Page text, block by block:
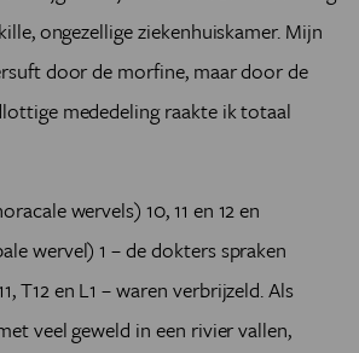
ongezellige ziekenhuiskamer. Mijn
door de morfine, maar door de
mededeling raakte ik totaal
wervels) 10, 11 en 12 en
wervel) 1 – de dokters spraken
T12 en L1 – waren verbrijzeld. Als
veel geweld in een rivier vallen,